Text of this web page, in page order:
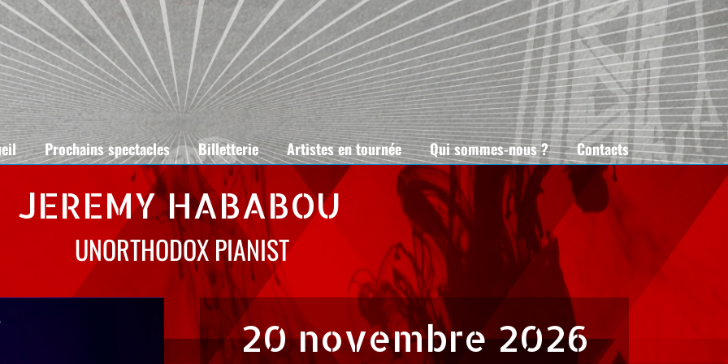
Prochains spectacles Billetterie Artistes en tournée Qui sommes-nous ? Contacts
JEREMY HABABOU
UNORTHODOX PIANIST
20 novembre 2026